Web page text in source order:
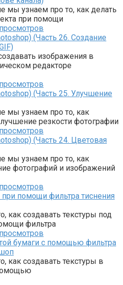
мы узнаем про то, как делать
при помощи
(Часть 26. Создание
изображения в
редакторе
(Часть 25. Улучшение
мы узнаем про то, как
резкости фотографии
(Часть 24. Цветовая
мы узнаем про то, как
фотографий и изображений
помощи фильтра тиснения
как создавать текстуры под
фильтра
бумаги с помощью фильтра
как создавать текстуры в